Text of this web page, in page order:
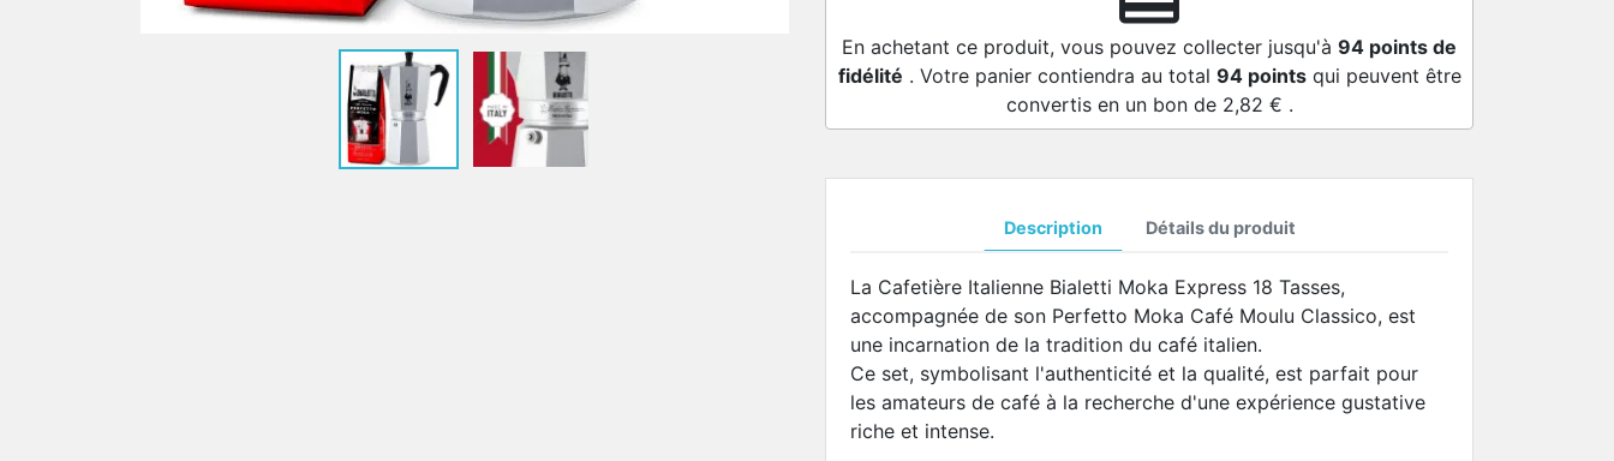
En achetant ce produit, vous pouvez collecter jusqu'à 94 points de
fidélité . Votre panier contiendra au total 94pointsqui peuvent être
convertis en un bon de 2,82 € .
Description Détails du produit
La Cafetière Italienne Bialetti Moka Express 18 Tasses,
accompagnée de son Perfetto Moka Café Moulu Classico, est
une incarnation de la tradition du café italien.
Ce set, symbolisant l'authenticité et la qualité, est parfait pour
les amateurs de café à la recherche d'une expérience gustative
riche et intense.